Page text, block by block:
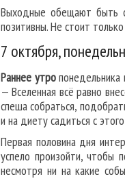
Выходные обещают быть
позитивны. Не стоит
7 октября,
Раннее утропонедельника
— Вселенная всё равно
спеша собраться,
и на диету садиться с
Первая половина дня
успело произойти, чтобы
несмотря ни на какие